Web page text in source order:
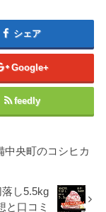
シェア
Google+
feedly
中央町のコシヒカ
し5.5kg
と口コミ